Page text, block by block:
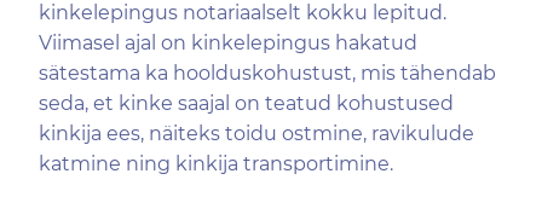
kinkelepingus notariaalselt kokku lepitud.
Viimasel ajal on kinkelepingus hakatud
sätestama ka hoolduskohustust, mis tähendab
seda, et kinke saajal on teatud kohustused
kinkija ees, näiteks toidu ostmine, ravikulude
katmine ning kinkija transportimine.